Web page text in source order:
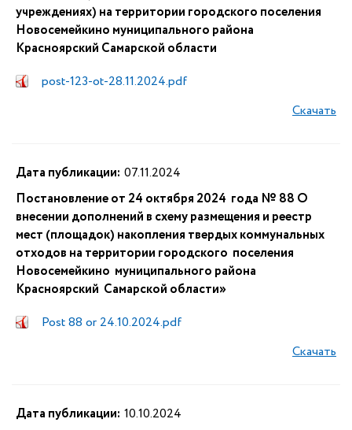
учреждениях) на территории городского поселения
Новосемейкино муниципального района
Красноярский Самарской области
post-123-ot-28.11.2024.pdf
Скачать
Дата публикации: 07.11.2024
Постановление от 24 октября 2024 года № 88 О
внесении дополнений в схему размещения и реестр
мест (площадок) накопления твердых коммунальных
отходов на территории городского поселения
Новосемейкино муниципального района
Красноярский Самарской области»
Post 88 or 24.10.2024.pdf
Скачать
Дата публикации: 10.10.2024